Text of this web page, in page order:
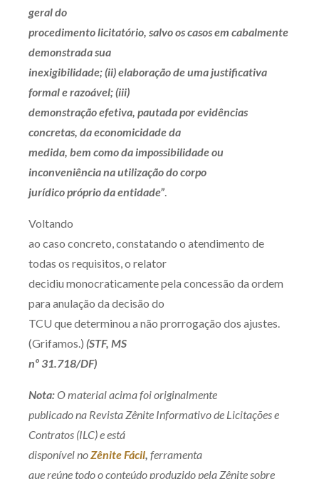
geral do
procedimento licitatório, salvo os casos em cabalmente
demonstrada sua
inexigibilidade; (ii) elaboração de uma justificativa
formal e razoável; (iii)
demonstração efetiva, pautada por evidências
concretas, da economicidade da
medida, bem como da impossibilidade ou
inconveniência na utilização do corpo
jurídico próprio da entidade”.
Voltando
ao caso concreto, constatando o atendimento de
todas os requisitos, o relator
decidiu monocraticamente pela concessão da ordem
para anulação da decisão do
TCU que determinou a não prorrogação dos ajustes.
(Grifamos.) (STF, MS
nº 31.718/DF)
Nota:O material acima foi originalmente
publicado na Revista Zênite Informativo de Licitações e
Contratos (ILC) e está
disponível noZênite Fácil, ferramenta
que reúne todo o conteúdo produzido pela Zênite sobre